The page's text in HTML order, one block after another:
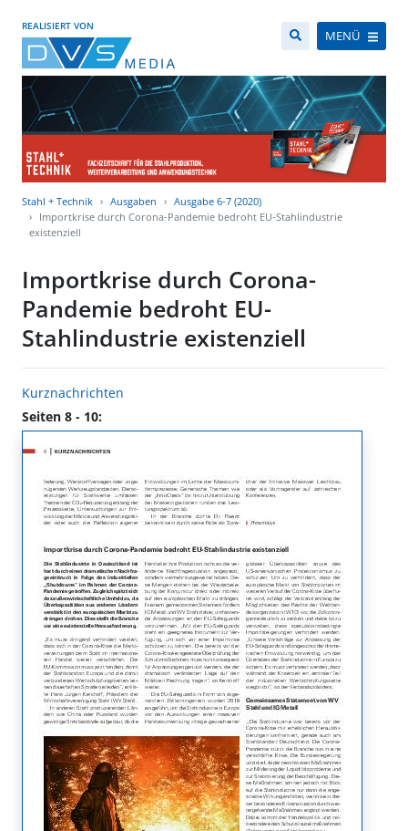
REALISIERT VON
MENÜ
Stahl + Technik Ausgaben
Ausgabe 6-7 (2020)
Importkrise durch Corona-Pandemie bedroht EU-Stahlindustrie
existenziell
Importkrise durch Corona-
Pandemie bedroht EU-
Stahlindustrie existenziell
Kurznachrichten
Seiten 8 - 10: